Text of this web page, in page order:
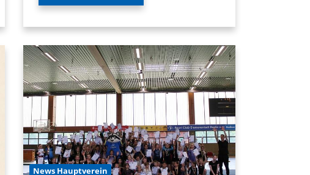
News Hauptverein